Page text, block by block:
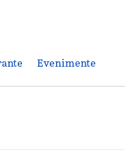
Evenimente